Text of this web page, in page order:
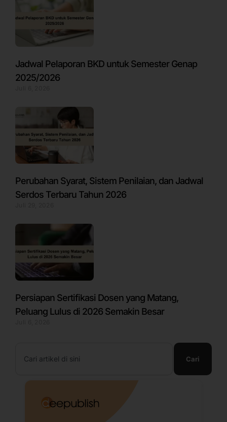
Jadwal Pelaporan BKD untuk Semester Genap
2025/2026
Perubahan Syarat, Sistem Penilaian, dan Jadwal
Serdos Terbaru Tahun 2026
Persiapan Sertifikasi Dosen yang Matang,
Peluang Lulus di 2026 Semakin Besar
Cari